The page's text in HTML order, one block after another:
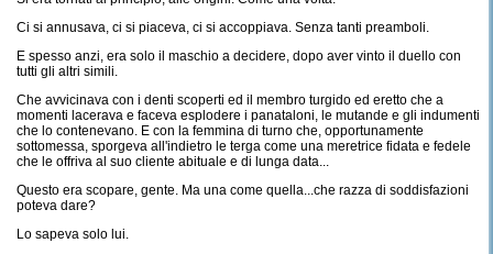
Ci si annusava, ci si piaceva, ci si accoppiava. Senza tanti preamboli.
E spesso anzi, era solo il maschio a decidere, dopo aver vinto il duello con
tutti gli altri simili.
Che avvicinava con i denti scoperti ed il membro turgido ed eretto che a
momenti lacerava e faceva esplodere i panataloni, le mutande e gli indumenti
che lo contenevano. E con la femmina di turno che, opportunamente
sottomessa, sporgeva all'indietro le terga come una meretrice fidata e fedele
che le offriva al suo cliente abituale e di lunga data...
Questo era scopare, gente. Ma una come quella...che razza di soddisfazioni
poteva dare?
Lo sapeva solo lui.